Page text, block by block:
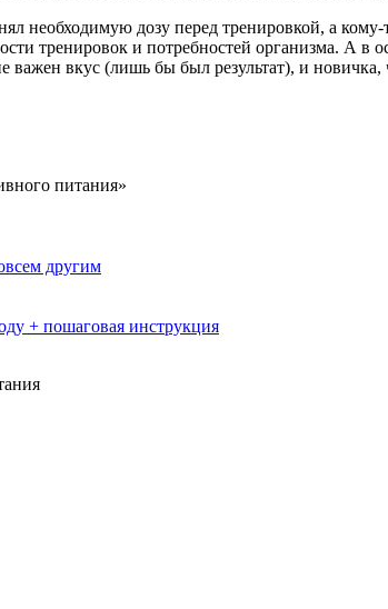
необходимую дозу перед тренировкой, а
тренировок и потребностей организма. А в
вкус (лишь бы был результат), и новичка,
питания»
другим
+ пошаговая инструкция